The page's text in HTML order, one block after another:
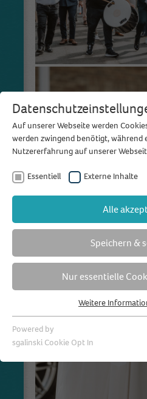
Auf unserer Webseite werden
werden zwingend benötigt, während
Nutzererfahrung auf unserer
Essentiell Externe Inhalte
Alle
Speichern &
Nur essentielle
Essentielle Cookies werden für
Webseite benötigt. Dadurch ist
Name Cookie-
Weitere
Powered by
sgalinski Cookie Opt In